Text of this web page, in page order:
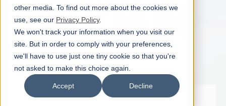
other media. To find out more about the cookies we
use, see our Privacy Policy.
We won't track your information when you visit our
site. But in order to comply with your preferences,
we'll have to use just one tiny cookie so that you're
not asked to make this choice again.
Accept Decline